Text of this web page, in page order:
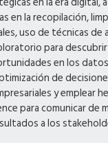
en la recopilación,
uso de técnicas de
para
en los
de
y emplear
para comunicar de
a los